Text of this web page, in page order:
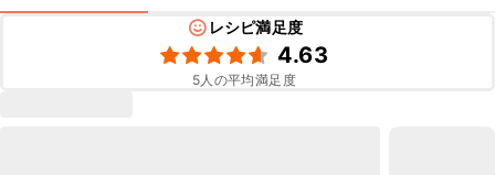
レシピ満足度
4.63
5人の平均満足度